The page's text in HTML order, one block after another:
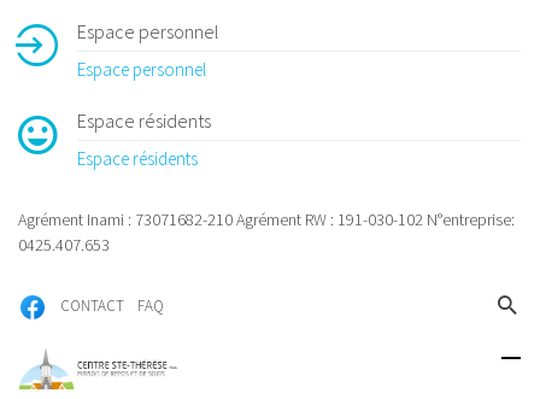
Espace personnel
Espace personnel
Espace résidents
Espace résidents
Agrément Inami : 73071682-210 Agrément RW : 191-030-102 N°entreprise:
0425.407.653
CONTACT FAQ